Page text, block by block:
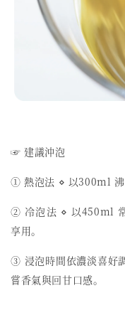
☞ 建議沖泡
① 熱泡法 ⋄ 以300ml 沸
② 冷泡法 ⋄ 以450ml
享用。
③ 浸泡時間依濃淡喜好
嘗香氣與回甘口感。